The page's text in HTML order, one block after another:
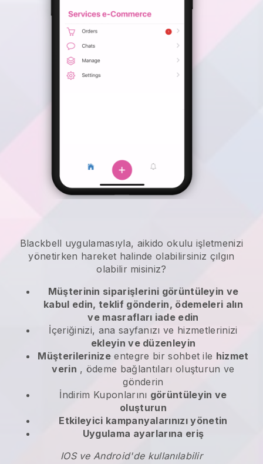
Blackbell uygulamasıyla, aikido okulu işletmenizi
yönetirken hareket halinde olabilirsiniz çılgın
olabilir misiniz?
Müşterinin siparişlerini görüntüleyin ve
kabul edin, teklif gönderin, ödemeleri alın
ve masrafları iade edin
İçeriğinizi, ana sayfanızı ve hizmetlerinizi
ekleyin ve düzenleyin
Müşterilerinize entegre bir sohbet ile hizmet
verin , ödeme bağlantıları oluşturun ve
gönderin
İndirim Kuponlarını görüntüleyin ve
oluşturun
Etkileyici kampanyalarınızı yönetin
Uygulama ayarlarına eriş
IOS ve Android'de kullanılabilir